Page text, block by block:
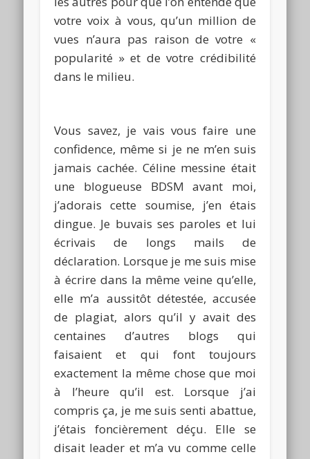
votre voix à vous, qu’un million de
vues n’aura pas raison de votre «
popularité » et de votre crédibilité
dans le milieu.
Vous savez, je vais vous faire une
confidence, même si je ne m’en suis
jamais cachée. Céline messine était
une blogueuse BDSM avant moi,
j’adorais cette soumise, j’en étais
dingue. Je buvais ses paroles et lui
écrivais de longs mails de
déclaration. Lorsque je me suis mise
à écrire dans la même veine qu’elle,
elle m’a aussitôt détestée, accusée
de plagiat, alors qu’il y avait des
centaines d’autres blogs qui
faisaient et qui font toujours
exactement la même chose que moi
à l’heure qu’il est. Lorsque j’ai
compris ça, je me suis senti abattue,
j’étais foncièrement déçu. Elle se
disait leader et m’a vu comme celle